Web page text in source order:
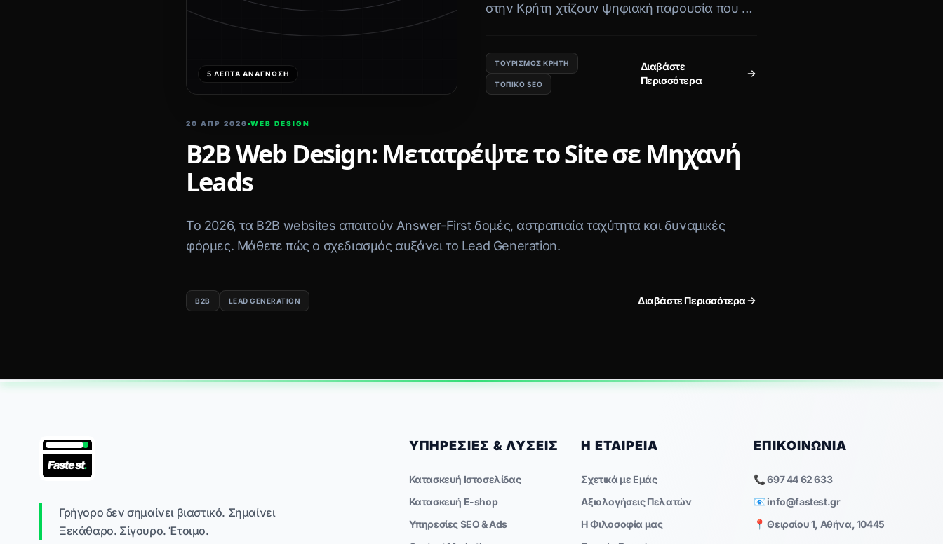
5 ΛΕΠΤΆ ΑΝΆΓΝΩΣΗ
στην Κρήτη χτίζουν ψηφιακή παρουσία που τα
ΤΟΥΡΙΣΜΌΣ ΚΡΉΤΗ
ΤΟΠΙΚΌ SEO
Διαβάστε
Περισσότερα
20 ΑΠΡ 2026 WEB DESIGN
B2B Web Design: Μετατρέψτε το Site σε Μηχανή
Leads
Το 2026, τα B2B websites απαιτούν Answer-First δομές, αστραπιαία ταχύτητα και δυναμικές
φόρμες. Μάθετε πώς ο σχεδιασμός αυξάνει το Lead Generation.
B2B LEAD GENERATION Διαβάστε Περισσότερα
Fastest.
Γρήγορο δεν σημαίνει βιαστικό. Σημαίνει
Ξεκάθαρο. Σίγουρο. Έτοιμο.
ΥΠΗΡΕΣΊΕΣ & ΛΎΣΕΙΣ
Κατασκευή Ιστοσελίδας
Κατασκευή E-shop
Υπηρεσίες SEO & Ads
Η ΕΤΑΙΡΕΊΑ
Σχετικά με Εμάς
Αξιολογήσεις Πελατών
Η Φιλοσοφία μας
ΕΠΙΚΟΙΝΩΝΊΑ
📞 697 44 62 633
📧info@fastest.gr
📍 Θειρσίου 1, Αθήνα, 10445